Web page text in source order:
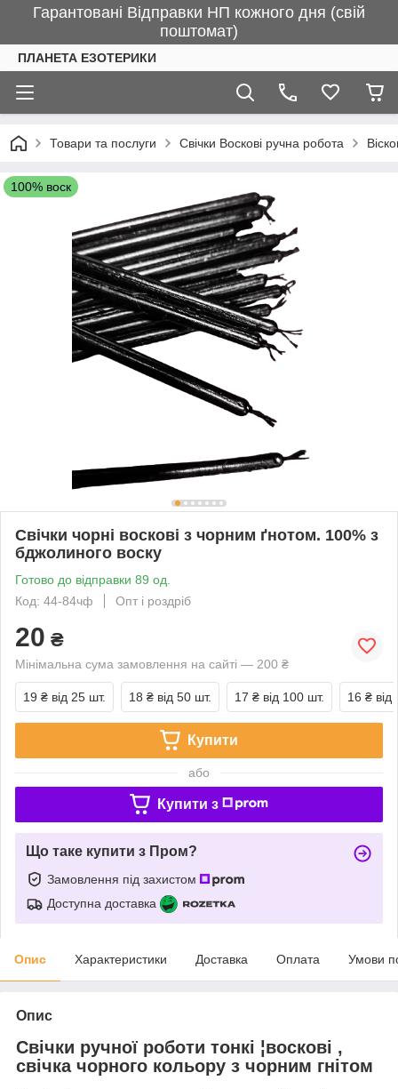
Гарантовані Відправки НП кожного дня (свій
поштомат)
ПЛАНЕТА ЕЗОТЕРИКИ
Товари та послуги Свічки Воскові ручна робота
100% воск
Свічки чорні воскові з чорним ґнотом. 100% з
бджолиного воску
Готово до відправки 89 од.
Код: 44-84чф
Опт і роздріб
20 ₴
Мінімальна сума замовлення на сайті — 200 ₴
19 ₴ від 25 шт. 18 ₴ від 50 шт. 17 ₴ від 100 шт. 16 ₴
Купити
або
Купити з
Що таке купити з Пром?
Замовлення під захистом
Доступна доставка
Опис Характеристики Доставка Оплата Умови
Опис
Свічки ручної роботи тонкі ¦воскові ,
свічка чорного кольору з чорним гнітом